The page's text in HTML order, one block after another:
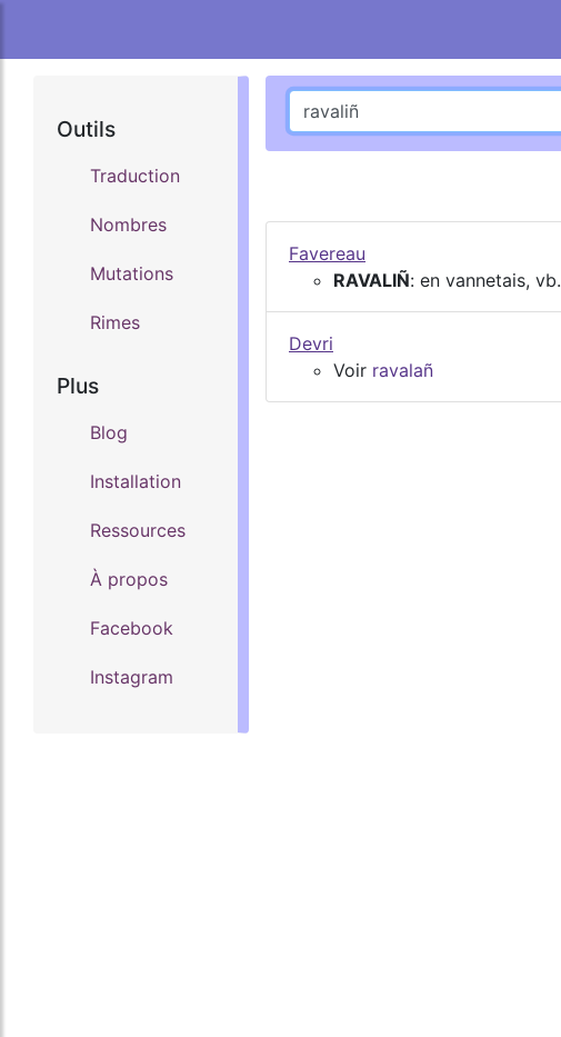
Outils
Traduction
Nombres
Mutations
Rimes
Plus
Blog
Installation
Ressources
À propos
Facebook
Instagram
Favereau
RAVALIÑ: en vannetais, vb.
Devri
Voir ravalañ